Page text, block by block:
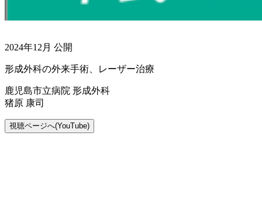
2024年12月 公開
形成外科の外来手術、レーザー治療
鹿児島市立病院 形成外科
猪原 康司
視聴ページへ(YouTube)